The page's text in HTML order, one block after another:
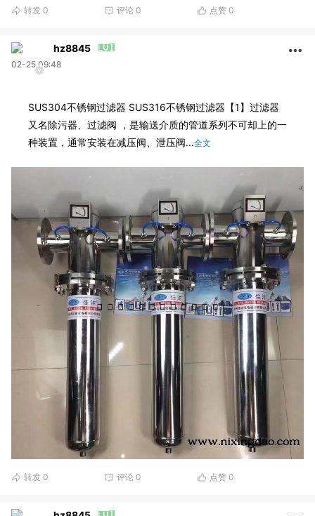
转发 0 评论 0 点赞 0
hz8845
02-25 09:48
SUS304不锈钢过滤器 SUS316不锈钢过滤器【1】过滤器
又名除污器、过滤阀 ，是输送介质的管道系列不可却上的一
种装置，通常安装在减压阀、泄压阀...全文
转发 0 评论 0 点赞 0